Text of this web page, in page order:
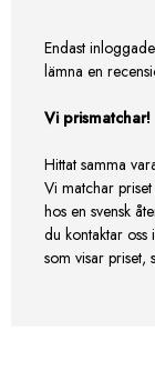
Endast
lämna en
Vi prismatchar!
Hittat samma
Vi matchar
hos en svensk
du kontaktar oss
som visar priset,